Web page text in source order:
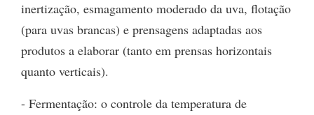
inertização, esmagamento moderado da uva, flotação
(para uvas brancas) e prensagens adaptadas aos
produtos a elaborar (tanto em prensas horizontais
quanto verticais).
- Fermentação: o controle da temperatura de